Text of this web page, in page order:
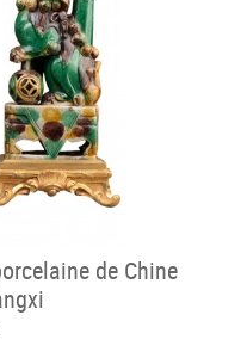
de Chine